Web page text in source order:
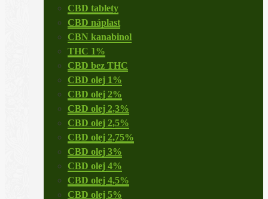
CBD tablety
CBD náplast
CBN kanabinol
THC 1%
CBD bez THC
CBD olej 1%
CBD olej 2%
CBD olej 2,3%
CBD olej 2,5%
CBD olej 2,75%
CBD olej 3%
CBD olej 4%
CBD olej 4,5%
CBD olej 5%